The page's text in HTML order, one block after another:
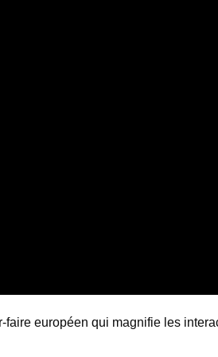
européen qui magnifie les